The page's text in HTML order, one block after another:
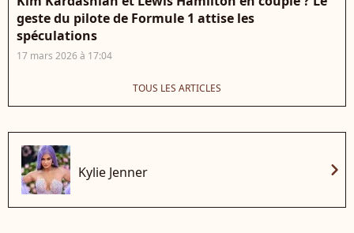
geste du pilote de Formule 1 attise les
spéculations
17 mars 2026 à 17:04
TOUS LES ARTICLES
Kylie Jenner chevron_right